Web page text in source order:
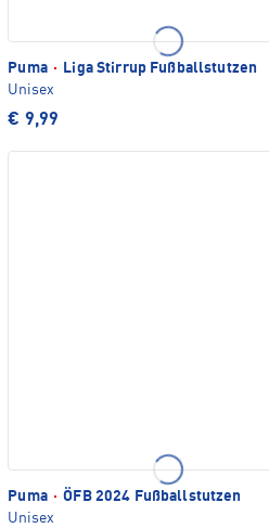
Puma ·
Liga Stirrup Fußballstutzen
Unisex
€ 9,99
Puma · ÖFB 2024 Fußballstutzen
Unisex